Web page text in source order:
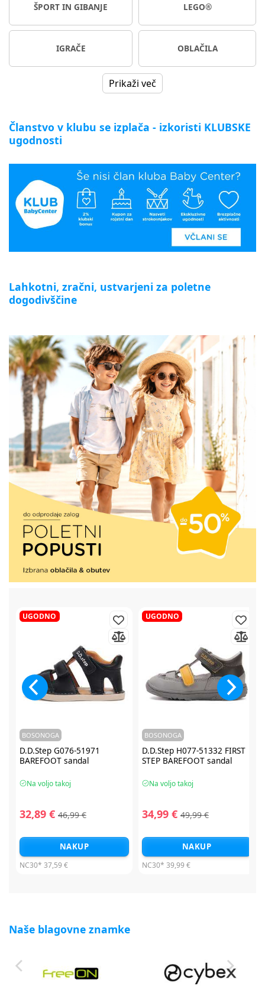
ŠPORT IN GIBANJE LEGO®
IGRAČE OBLAČILA
Prikaži več
Članstvo v klubu se izplača - izkoristi KLUBSKE
ugodnosti
Lahkotni, zračni, ustvarjeni za poletne
dogodivščine
UGODNO
BOSONOGA
D.D.Step G076-51971
BAREFOOT sandal
Na voljo takoj
32,89 € 46,99 €
NAKUP
NC30* 37,59 €
UGODNO
BOSONOGA
D.D.Step H077-51332 FIRST
STEP BAREFOOT sandal
Na voljo takoj
34,99 € 49,99 €
NAKUP
NC30* 39,99 €
Naše blagovne znamke